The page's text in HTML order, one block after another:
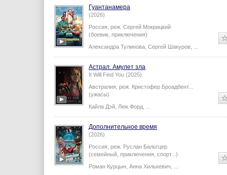
Гуантанамера
(2026)
Россия, реж. Сергей Мокрицкий
(боевик, приключения)
Александра Тулинова Сергей Шакуров
Астрал. Амулет зла
It Will Find You (2025)
Австралия, реж. Кристофер Броадбент...
(ужасы)
Кайла Дэй Люк Форд
Дополнительное время
(2026)
Россия, реж. Руслан Бальтцер
(семейный, приключения, спорт...)
Роман Курцын Анна Хилькевич